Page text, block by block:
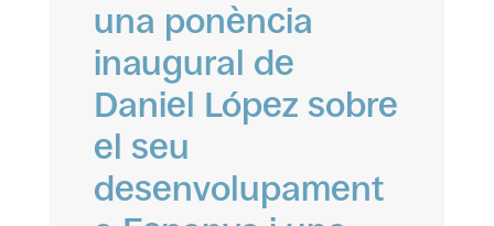
una ponència
inaugural de
Daniel López sobre
el seu
desenvolupament